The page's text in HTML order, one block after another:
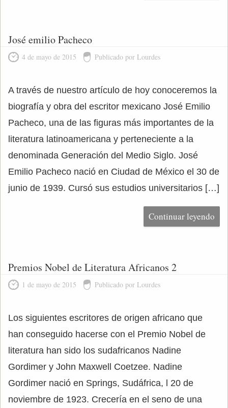
José emilio Pacheco
4 de mayo de 2015 Publicado por Lourdes
A través de nuestro artículo de hoy conoceremos la
biografía y obra del escritor mexicano José Emilio
Pacheco, una de las figuras más importantes de la
literatura latinoamericana y perteneciente a la
denominada Generación del Medio Siglo. José
Emilio Pacheco nació en Ciudad de México el 30 de
junio de 1939. Cursó sus estudios universitarios […]
Continuar leyendo
Premios Nobel de Literatura Africanos 2
1 de mayo de 2015 Publicado por Lourdes
Los siguientes escritores de origen africano que
han conseguido hacerse con el Premio Nobel de
literatura han sido los sudafricanos Nadine
Gordimer y John Maxwell Coetzee. Nadine
Gordimer nació en Springs, Sudáfrica, l 20 de
noviembre de 1923. Crecería en el seno de una